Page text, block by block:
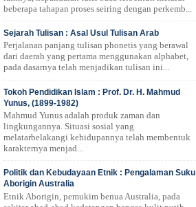
beberapa tahapan proses seiring dengan perkemb...
Sejarah Tulisan : Asal Usul Tulisan Arab
Perjalanan panjang tulisan phonetis yang berawal
dari daerah yang pertama menggunakan alphabet,
pada dasarnya telah menjadikan tulisan ini...
Tokoh Pendidikan Islam : Prof. Dr. H. Mahmud
Yunus, (1899-1982)
Mahmud Yunus adalah produk zaman dan
lingkungannya. Situasi sosial yang
melatarbelakangi kehidupannya telah membentuk
karakternya menjad...
Politik dan Kebudayaan Etnik : Pengalaman Suku
Aborigin Australia
Etnik Aborigin, pemukim benua Australia, pada